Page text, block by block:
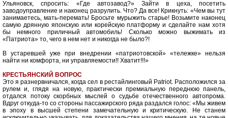
Ульяновск, спросить: «Где автозавод?» Зайти в цеха, посетить
заводоуправление и наконец разрулить. Что? Да все! Крикнуть: «Чем вы тут
занимаетесь, мать-перемать! Бросьте мурыжить старье! Возьмите наконец
самую дрянную японскую или корейскую платформу и сделайте нам хотя
бы немного приличный автомобиль! Сколько можно выжимать из
«Патриота» то, чего в нем нет и никогда не было?!
В устаревшей уже при внедрении «патриотовской» «тележке» нельзя
найти ни комфорта, ни управляемости!! Хватит!!!»
КРЕСТЬЯНСКИЙ ВОПРОС
Это я разнервничался, когда сел в рестайлинговый Patriot. Расположился за
рулем и, глядя на новую, практически премиальную переднюю панель,
отдался потоку скорбных мыслей о судьбе отечественного автопрома.
Вдруг откуда-то со стороны пассажирского ряда раздался голос: «Мы живем
в эпоху в высшей степени замечательную и критическую. Не станем